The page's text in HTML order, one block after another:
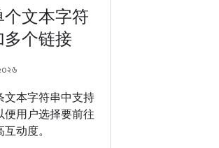
文本字符
多个链接
文本字符串中支持
便用户选择要前往
动度。